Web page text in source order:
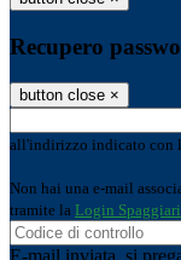
Recupero
button close ×
all'indirizzo indicato con
Non hai una e-mail
tramite la Login Spaggiari